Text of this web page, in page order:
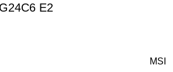
E2
MSI